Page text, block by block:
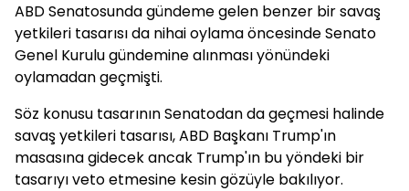
ABD Senatosunda gündeme gelen benzer bir savaş
yetkileri tasarısı da nihai oylama öncesinde Senato
Genel Kurulu gündemine alınması yönündeki
oylamadan geçmişti.
Söz konusu tasarının Senatodan da geçmesi halinde
savaş yetkileri tasarısı, ABD Başkanı Trump'ın
masasına gidecek ancak Trump'ın bu yöndeki bir
tasarıyı veto etmesine kesin gözüyle bakılıyor.